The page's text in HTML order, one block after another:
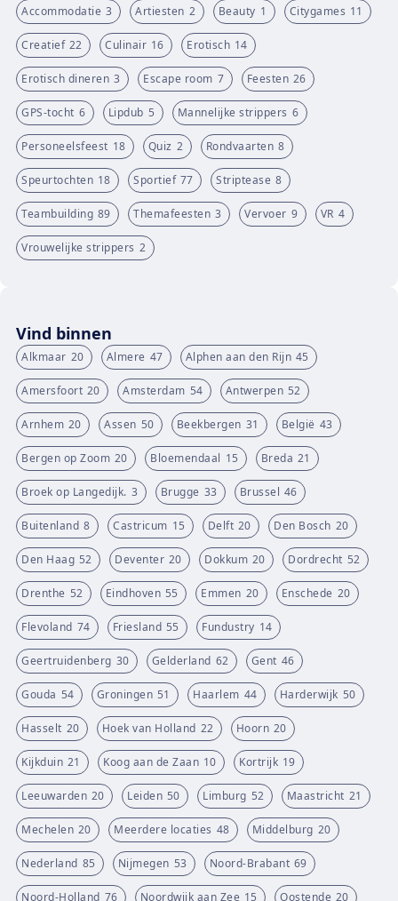
Accommodatie 3 Artiesten 2 Beauty 1 Citygames 11
Creatief 22 Culinair 16 Erotisch 14
Erotisch dineren 3 Escape room 7 Feesten 26
GPS-tocht 6 Lipdub 5 Mannelijke strippers 6
Personeelsfeest 18 Quiz 2 Rondvaarten 8
Speurtochten 18 Sportief 77 Striptease 8
Teambuilding 89 Themafeesten 3 Vervoer 9 VR 4
Vrouwelijke strippers 2
Vind binnen
Alkmaar 20 Almere 47 Alphen aan den Rijn 45
Amersfoort 20 Amsterdam 54 Antwerpen 52
Arnhem 20 Assen 50 Beekbergen 31 België 43
Bergen op Zoom 20 Bloemendaal 15 Breda 21
Broek op Langedijk. 3 Brugge 33 Brussel 46
Buitenland 8 Castricum 15 Delft 20 Den Bosch 20
Den Haag 52 Deventer 20 Dokkum 20 Dordrecht 52
Drenthe 52 Eindhoven 55 Emmen 20 Enschede 20
Flevoland 74 Friesland 55 Fundustry 14
Geertruidenberg 30 Gelderland 62 Gent 46
Gouda 54 Groningen 51 Haarlem 44 Harderwijk 50
Hasselt 20 Hoek van Holland 22 Hoorn 20
Kijkduin 21 Koog aan de Zaan 10 Kortrijk 19
Leeuwarden 20 Leiden 50 Limburg 52 Maastricht 21
Mechelen 20 Meerdere locaties 48 Middelburg 20
Nederland 85 Nijmegen 53 Noord-Brabant 69
Noord-Holland 76 Noordwijk aan Zee 15 Oostende 20